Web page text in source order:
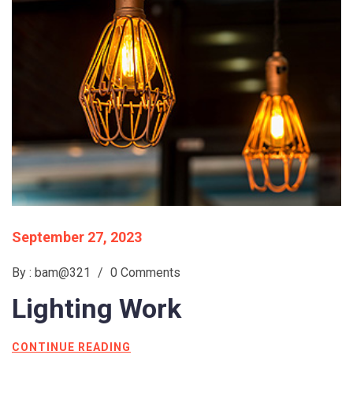
September 27, 2023
By : bam@321 / 0 Comments
Lighting Work
CONTINUE READING